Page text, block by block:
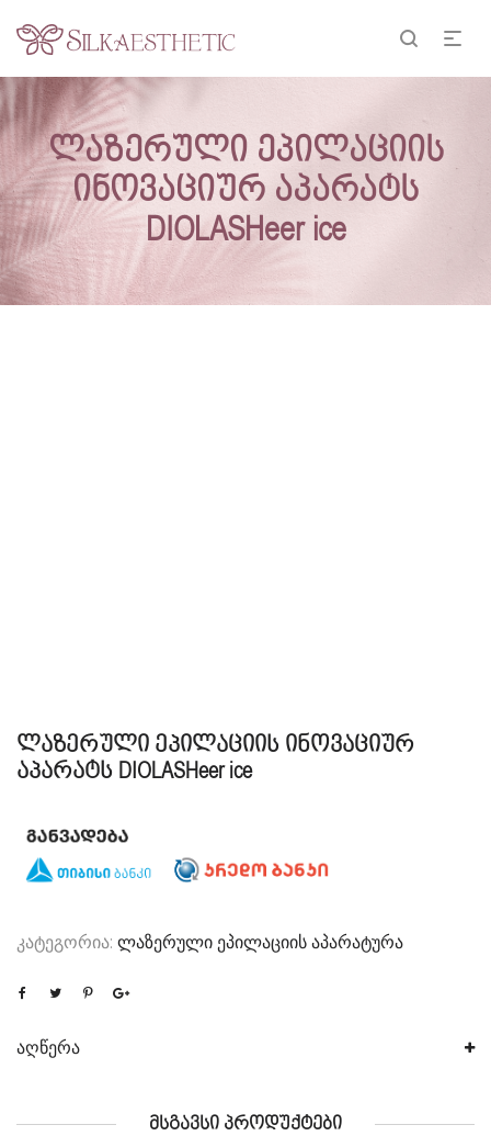
ლაზერული ეპილაციის
ინოვაციურ აპარატს
DIOLASHeer ice
ლაზერული ეპილაციის ინოვაციურ
აპარატს DIOLASHeer ice
კატეგორია: ლაზერული ეპილაციის აპარატურა
აღწერა
ᲛᲡᲒᲐᲕᲡᲘ ᲞᲠᲝᲓᲣᲥᲢᲔᲑᲘ